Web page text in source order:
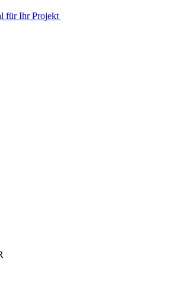
für Ihr Projekt